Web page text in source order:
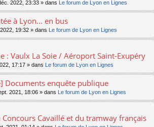
2022, 23:33 » dans Le forum de Lyon en Lignes
à Lyon... en bus
19:32 » dans Le forum de Lyon en Lignes
: Vaulx La Soie / Aéroport Saint-Exupéry
17:17 » dans Le forum de Lyon en Lignes
Documents enquête publique
2021, 18:06 » dans Le forum de Lyon en Lignes
Concours Cavaillé et du tramway français